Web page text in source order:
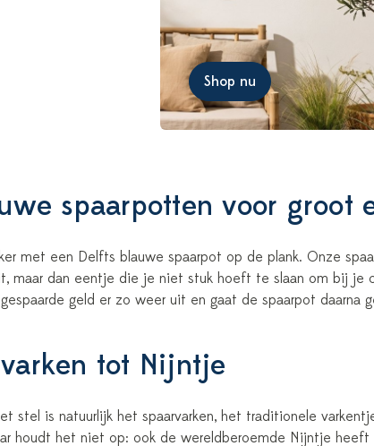
Shop nu
spaarpotten voor groot
met een Delfts blauwe spaarpot op de plank. Onze
maar dan eentje die je niet stuk hoeft te slaan om bij je
geld er zo weer uit en gaat de spaarpot daarna
tot Nijntje
stel is natuurlijk het spaarvarken, het traditionele
houdt het niet op: ook de wereldberoemde Nijntje